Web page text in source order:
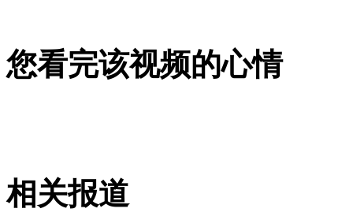
日本重启核电站引发全国抗议
您看完该视频的心情
相关报道